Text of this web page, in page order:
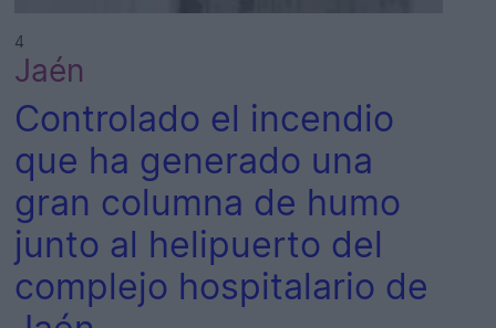
4
Jaén
Controlado el incendio
que ha generado una
gran columna de humo
junto al helipuerto del
complejo hospitalario de